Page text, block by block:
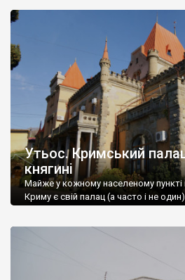
Утьос. Кримський
княгині
Майже у кожному населеному пункті
Криму є свій палац (а часто і не